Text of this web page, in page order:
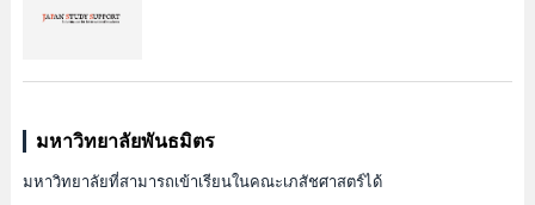
มหาวิทยาลัยพันธมิตร
มหาวิทยาลัยที่สามารถเข้าเรียนในคณะเภสัชศาสตร์ได้